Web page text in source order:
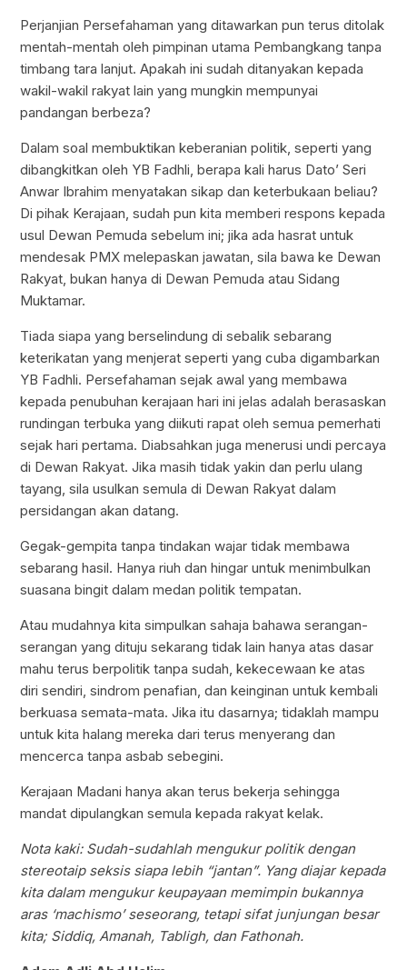
Perjanjian Persefahaman yang ditawarkan pun terus ditolak
mentah-mentah oleh pimpinan utama Pembangkang tanpa
timbang tara lanjut. Apakah ini sudah ditanyakan kepada
wakil-wakil rakyat lain yang mungkin mempunyai
pandangan berbeza?
Dalam soal membuktikan keberanian politik, seperti yang
dibangkitkan oleh YB Fadhli, berapa kali harus Dato’ Seri
Anwar Ibrahim menyatakan sikap dan keterbukaan beliau?
Di pihak Kerajaan, sudah pun kita memberi respons kepada
usul Dewan Pemuda sebelum ini; jika ada hasrat untuk
mendesak PMX melepaskan jawatan, sila bawa ke Dewan
Rakyat, bukan hanya di Dewan Pemuda atau Sidang
Muktamar.
Tiada siapa yang berselindung di sebalik sebarang
keterikatan yang menjerat seperti yang cuba digambarkan
YB Fadhli. Persefahaman sejak awal yang membawa
kepada penubuhan kerajaan hari ini jelas adalah berasaskan
rundingan terbuka yang diikuti rapat oleh semua pemerhati
sejak hari pertama. Diabsahkan juga menerusi undi percaya
di Dewan Rakyat. Jika masih tidak yakin dan perlu ulang
tayang, sila usulkan semula di Dewan Rakyat dalam
persidangan akan datang.
Gegak-gempita tanpa tindakan wajar tidak membawa
sebarang hasil. Hanya riuh dan hingar untuk menimbulkan
suasana bingit dalam medan politik tempatan.
Atau mudahnya kita simpulkan sahaja bahawa serangan-
serangan yang dituju sekarang tidak lain hanya atas dasar
mahu terus berpolitik tanpa sudah, kekecewaan ke atas
diri sendiri, sindrom penafian, dan keinginan untuk kembali
berkuasa semata-mata. Jika itu dasarnya; tidaklah mampu
untuk kita halang mereka dari terus menyerang dan
mencerca tanpa asbab sebegini.
Kerajaan Madani hanya akan terus bekerja sehingga
mandat dipulangkan semula kepada rakyat kelak.
Nota kaki: Sudah-sudahlah mengukur politik dengan
stereotaip seksis siapa lebih “jantan”. Yang diajar kepada
kita dalam mengukur keupayaan memimpin bukannya
aras ‘machismo’ seseorang, tetapi sifat junjungan besar
kita; Siddiq, Amanah, Tabligh, dan Fathonah.